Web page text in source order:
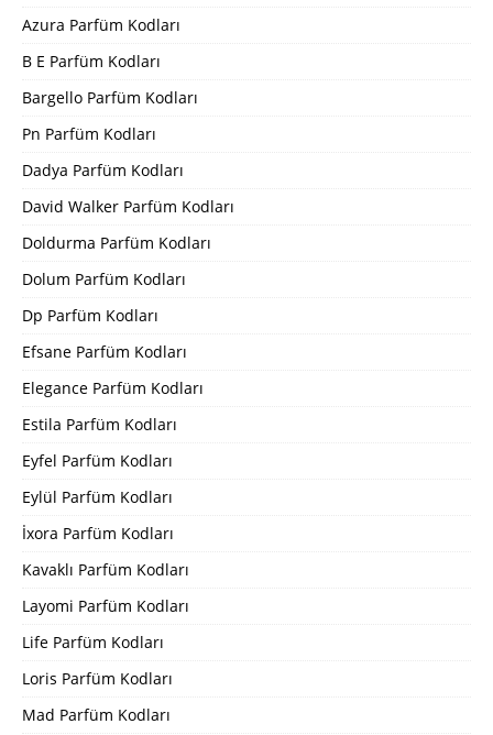
Azura Parfüm Kodları
B E Parfüm Kodları
Bargello Parfüm Kodları
Pn Parfüm Kodları
Dadya Parfüm Kodları
David Walker Parfüm Kodları
Doldurma Parfüm Kodları
Dolum Parfüm Kodları
Dp Parfüm Kodları
Efsane Parfüm Kodları
Elegance Parfüm Kodları
Estila Parfüm Kodları
Eyfel Parfüm Kodları
Eylül Parfüm Kodları
İxora Parfüm Kodları
Kavaklı Parfüm Kodları
Layomi Parfüm Kodları
Life Parfüm Kodları
Loris Parfüm Kodları
Mad Parfüm Kodları